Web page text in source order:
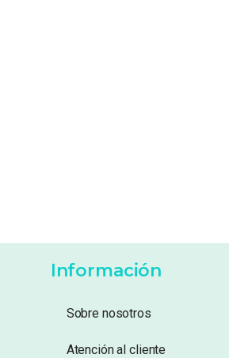
Información
Sobre nosotros
Atención al cliente